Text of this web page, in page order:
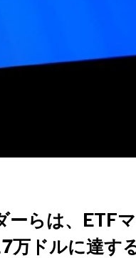
らは、ETF
万ドルに達す